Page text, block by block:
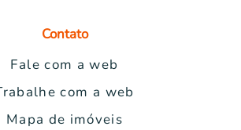
Contato
Fale com a web
com a web
Mapa de imóveis